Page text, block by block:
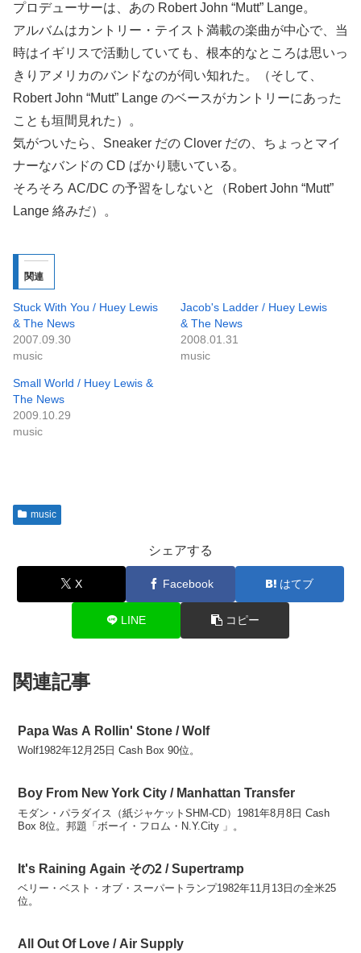
プロデューサーは、あの Robert John “Mutt” Lange。
アルバムはカントリー・テイスト満載の楽曲が中心で、当
時はイギリスで活動していても、根本的なところは思いっ
きりアメリカのバンドなのが伺い知れた。（そして、
Robert John “Mutt” Lange のベースがカントリーにあった
ことも垣間見れた）。
気がついたら、Sneaker だの Clover だの、ちょっとマイ
ナーなバンドの CD ばかり聴いている。
そろそろ AC/DC の予習をしないと（Robert John “Mutt”
Lange 絡みだ）。
関連
Stuck With You / Huey Lewis
& The News
2007.09.30
music
Jacob's Ladder / Huey Lewis
& The News
2008.01.31
music
Small World / Huey Lewis &
The News
2009.10.29
music
music
シェアする
X Facebook はてブ
LINE コピー
関連記事
Papa Was A Rollin' Stone / Wolf
Wolf1982年12月25日 Cash Box 90位。
Boy From New York City / Manhattan Transfer
モダン・パラダイス（紙ジャケットSHM-CD）1981年8月8日 Cash
Box 8位。邦題「ボーイ・フロム・N.Y.City 」。
It's Raining Again その2 / Supertramp
ベリー・ベスト・オブ・スーパートランプ1982年11月13日の全米25
位。
All Out Of Love / Air Supply